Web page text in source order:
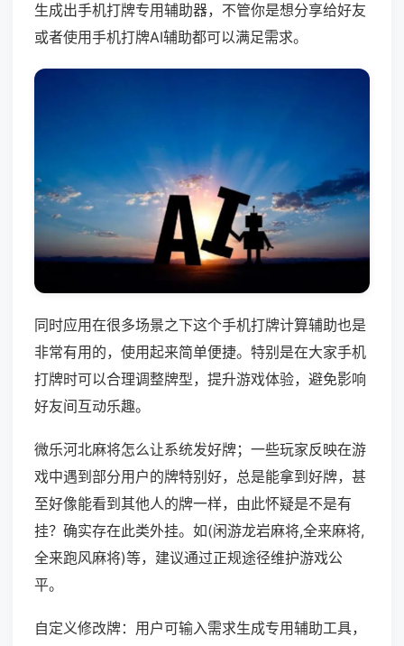
生成出手机打牌专用辅助器，不管你是想分享给好友
或者使用手机打牌AI辅助都可以满足需求。
同时应用在很多场景之下这个手机打牌计算辅助也是
非常有用的，使用起来简单便捷。特别是在大家手机
打牌时可以合理调整牌型，提升游戏体验，避免影响
好友间互动乐趣。
微乐河北麻将怎么让系统发好牌；一些玩家反映在游
戏中遇到部分用户的牌特别好，总是能拿到好牌，甚
至好像能看到其他人的牌一样，由此怀疑是不是有
挂？确实存在此类外挂。如(闲游龙岩麻将,全来麻将,
全来跑风麻将)等，建议通过正规途径维护游戏公
平。
自定义修改牌：用户可输入需求生成专用辅助工具，